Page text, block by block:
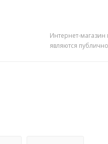
Интернет-
являются